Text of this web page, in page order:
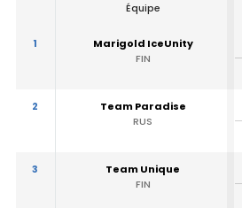
Équipe
1
Marigold IceUnity
FIN
2
Team Paradise
RUS
3
Team Unique
FIN